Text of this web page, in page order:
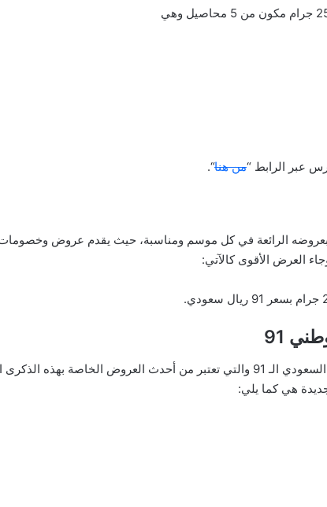
عبر الرابط “من هنا“.
بعروضه الرائعة في كل موسم ومناسبة، حيث يقدم عروض
العرض الأقوى كالآتي:
91
أحدث عروض متجر وتر لمنتجات القهوة بمناسبة ذكرى اليوم الوطني السعودي الـ 91 والتي تعتبر من أحدث